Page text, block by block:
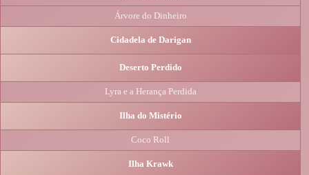
Árvore do Dinheiro
Cidadela de Darigan
Deserto Perdido
Lyra e a Herança Perdida
Ilha do Mistério
Coco Roll
Ilha Krawk